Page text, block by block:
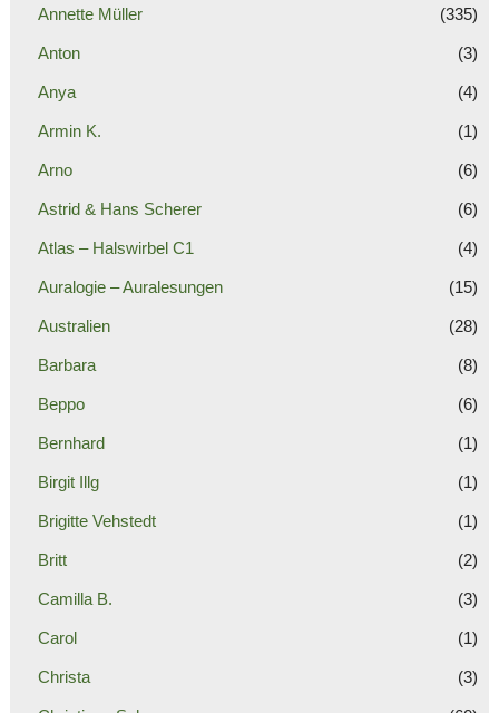
Annette Müller (335)
Anton (3)
Anya (4)
Armin K. (1)
Arno (6)
Astrid & Hans Scherer (6)
Atlas – Halswirbel C1 (4)
Auralogie – Auralesungen (15)
Australien (28)
Barbara (8)
Beppo (6)
Bernhard (1)
Birgit Illg (1)
Brigitte Vehstedt (1)
Britt (2)
Camilla B. (3)
Carol (1)
Christa (3)